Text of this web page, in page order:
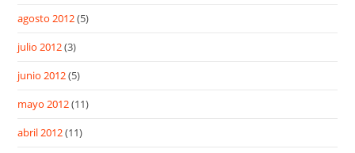
agosto 2012(5)
julio 2012(3)
junio 2012(5)
mayo 2012(11)
abril 2012(11)